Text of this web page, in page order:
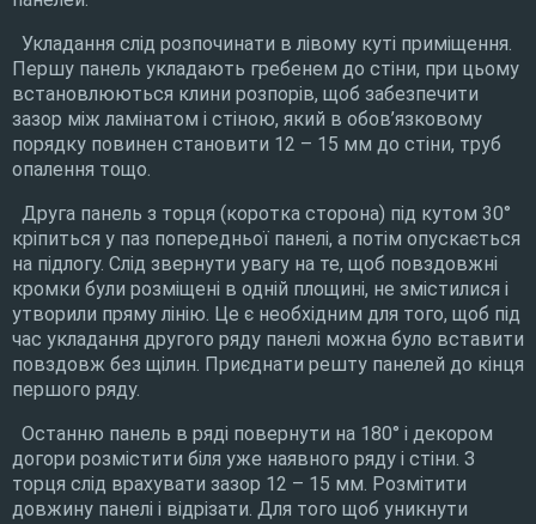
Укладання слід розпочинати в лівому куті приміщення.
Першу панель укладають гребенем до стіни, при цьому
встановлюються клини розпорів, щоб забезпечити
зазор між ламінатом і стіною, який в обов’язковому
порядку повинен становити 12 – 15 мм до стіни, труб
опалення тощо.
Друга панель з торця (коротка сторона) під кутом 30°
кріпиться у паз попередньої панелі, а потім опускається
на підлогу. Слід звернути увагу на те, щоб повздовжні
кромки були розміщені в одній площині, не змістилися і
утворили пряму лінію. Це є необхідним для того, щоб під
час укладання другого ряду панелі можна було вставити
повздовж без щілин. Приєднати решту панелей до кінця
першого ряду.
Останню панель в ряді повернути на 180° і декором
догори розмістити біля уже наявного ряду і стіни. З
торця слід врахувати зазор 12 – 15 мм. Розмітити
довжину панелі і відрізати. Для того щоб уникнути